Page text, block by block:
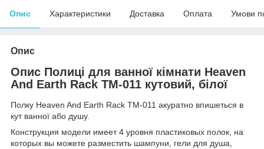
Опис Характеристики Доставка Оплата Умови
Опис
Опис Полиці для ванної кімнати Heaven
And Earth Rack TM-011 кутовий, білої
Полку Heaven And Earth Rack TM-011 акуратно впишеться в
кут ванної або душу.
Конструкция модели имеет 4 уровня пластиковых полок, на
которых вы можете разместить шампуни, гели для душа,